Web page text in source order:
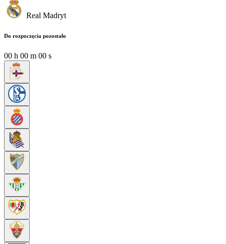
Real Madryt
Do rozpoczęcia pozostało
00 h 00 m 00 s